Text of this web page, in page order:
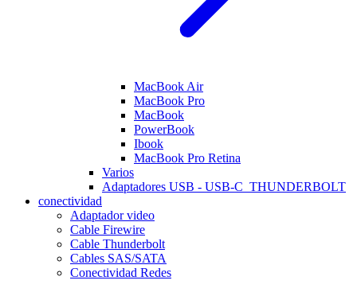
MacBook Air
MacBook Pro
MacBook
PowerBook
Ibook
MacBook Pro Retina
Varios
Adaptadores USB - USB-C_THUNDERBOLT
conectividad
Adaptador video
Cable Firewire
Cable Thunderbolt
Cables SAS/SATA
Conectividad Redes